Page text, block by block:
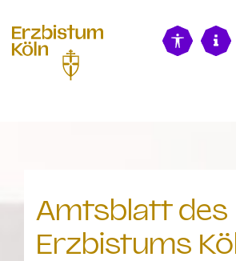
Amtsblatt des
Erzbistums